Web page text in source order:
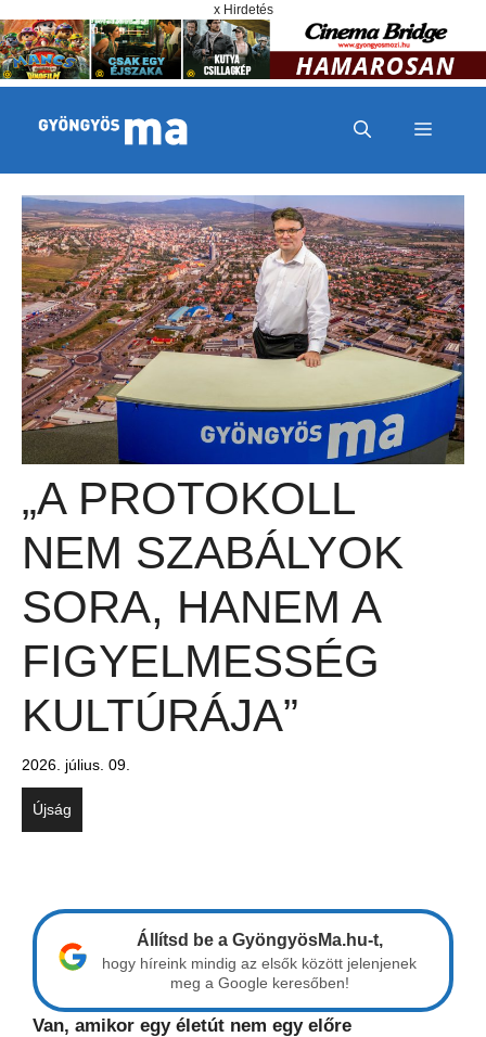
x Hirdetés
MENÜ
„A PROTOKOLL
NEM SZABÁLYOK
SORA, HANEM A
FIGYELMESSÉG
KULTÚRÁJA”
2026. július. 09.
Újság
Állítsd be a GyöngyösMa.hu-t,
hogy híreink mindig az elsők között jelenjenek
meg a Google keresőben!
Van, amikor egy életút nem egy előre